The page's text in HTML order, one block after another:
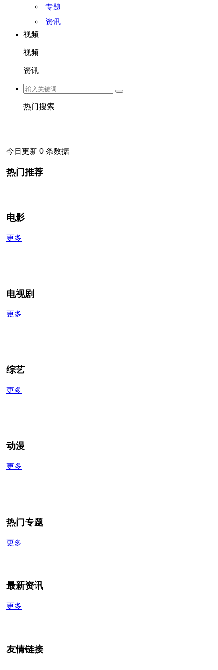
专题
资讯
视频
视频
资讯
热门搜索
今日更新 0 条数据
热门推荐
电影
更多
电视剧
更多
综艺
更多
动漫
更多
热门专题
更多
最新资讯
更多
友情链接